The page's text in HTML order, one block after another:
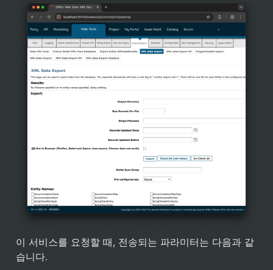
이 서비스를 요청할 때, 전송되는 파라미터는 다음과 같
습니다.